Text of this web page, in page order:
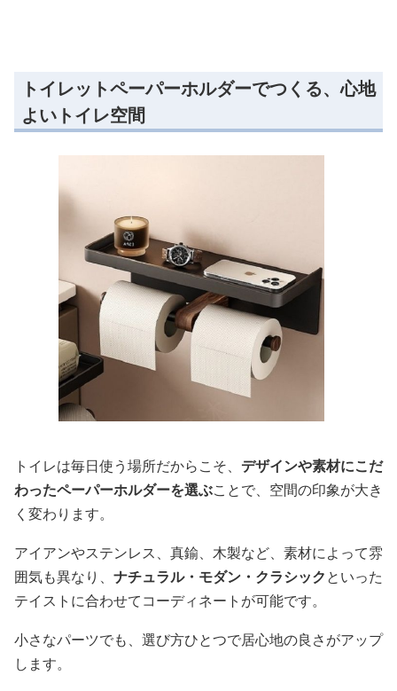
トイレットペーパーホルダーでつくる、心地
よいトイレ空間
トイレは毎日使う場所だからこそ、 デザインや素材にこだ
わったペーパーホルダーを選ぶことで、空間の印象が大き
く変わります。
アイアンやステンレス、真鍮、木製など、素材によって雰
囲気も異なり、 ナチュラル・モダン・クラシックといった
テイストに合わせてコーディネートが可能です。
小さなパーツでも、選び方ひとつで居心地の良さがアップ
します。